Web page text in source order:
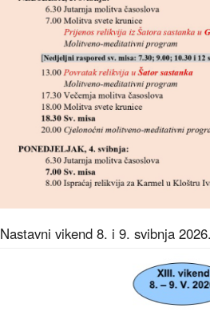
Nastavni vikend 8. i 9. svibnja